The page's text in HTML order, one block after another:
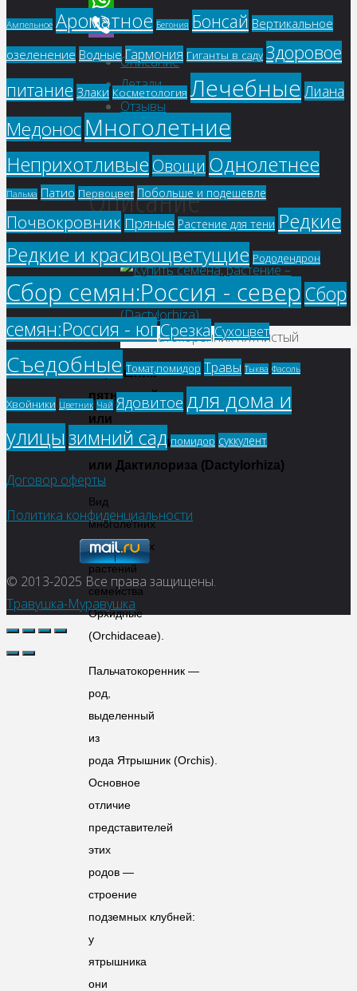
WhatsApp
Viber
Описание
Детали
Отзывы
(0)
Описание
Пальчатокоренник пятнистый
Ятрышник
пятнистый,
или
Пальцекорник,
илиДактилориза (Dactylorhiza)
Вид
многолетних
травянистых
растений
семейства
Орхидные
(Orchidaceae).
Пальчатокоренник —
род,
выделенный
из
рода Ятрышник (Orchis).
Основное
отличие
представителей
этих
родов —
строение
подземных клубней:
у
ятрышника
они
Ампельное Ароматное Бегония Бонсай Вертикальное
озеленение Водные Гармония Гиганты в саду Здоровое
питание Злаки Косметология Лечебные Лиана
МедоносМноголетние
Неприхотливые Овощи Однолетнее
Пальма Патио Первоцвет Побольше и подешевле
Почвокровник Пряные Растение для тени Редкие
Редкие и красивоцветущие Рододендрон
Сбор семян:Россия - северСбор
семян:Россия - югСрезка Сухоцвет
Съедобные Томат,помидор Травы Тыква Фасоль
Хвойники Цветник Чай Ядовитое для дома и
улицызимний сад помидор суккулент
Договор оферты
Политика конфиденциальности
© 2013-2025 Все права защищены.
Травушка-Муравушка